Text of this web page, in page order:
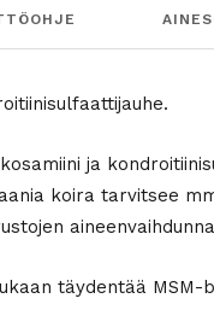
ja
koira tarvitsee
täydentää